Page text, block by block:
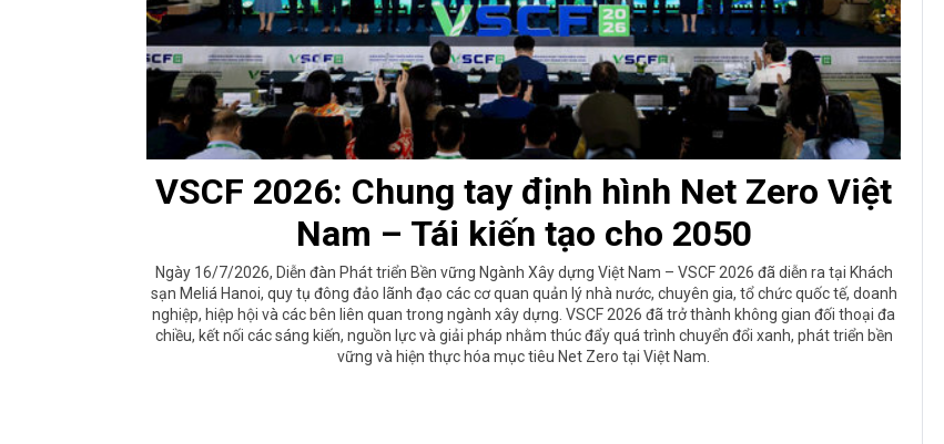
VSCF 2026: Chung tay định hình Net Zero Việt
Nam – Tái kiến tạo cho 2050
Ngày 16/7/2026, Diễn đàn Phát triển Bền vững Ngành Xây dựng Việt Nam – VSCF 2026 đã diễn ra tại Khách
sạn Meliá Hanoi, quy tụ đông đảo lãnh đạo các cơ quan quản lý nhà nước, chuyên gia, tổ chức quốc tế, doanh
nghiệp, hiệp hội và các bên liên quan trong ngành xây dựng. VSCF 2026 đã trở thành không gian đối thoại đa
chiều, kết nối các sáng kiến, nguồn lực và giải pháp nhằm thúc đẩy quá trình chuyển đổi xanh, phát triển bền
vững và hiện thực hóa mục tiêu Net Zero tại Việt Nam.